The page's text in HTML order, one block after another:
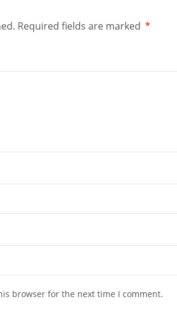
Required fields are marked *
browser for the next time I comment.